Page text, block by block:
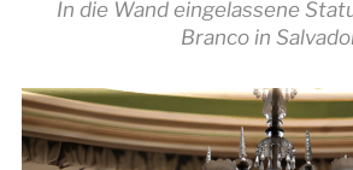
In die Wand eingelassene
Branco in